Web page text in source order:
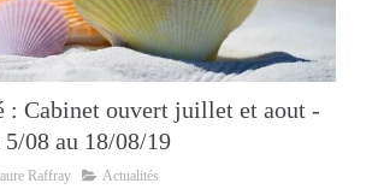
: Cabinet ouvert juillet et aout -
08 au 18/08/19
Raffray Actualités